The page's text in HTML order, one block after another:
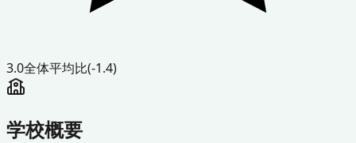
3.0全体平均比(-1.4)
学校概要